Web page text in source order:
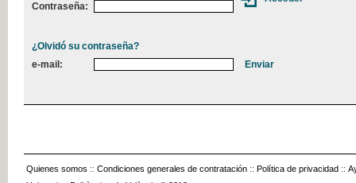
Contraseña:
¿Olvidó su contraseña?
e-mail:
Quienes somos :: Condiciones generales de contratación :: Política de privacidad ::